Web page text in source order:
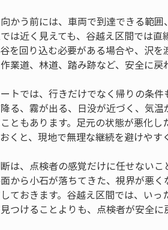
かう前には、車両で到達できる範囲
は近く見えても、谷越え区間では
を回り込む必要がある場合や、沢
業道、林道、踏み跡など、安全に戻
トでは、行きだけでなく帰りの条
る、霧が出る、日没が近づく、気
ともあります。足元の状態が悪化
くと、現地で無理な継続を避けやす
は、点検者の感覚だけに任せない
から小石が落ちてきた、視界が悪
ておきます。谷越え区間では、いっ
つけることよりも、点検者が安全に